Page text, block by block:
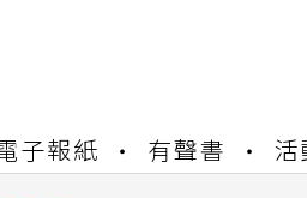
子報紙 有聲書
併結果查詢